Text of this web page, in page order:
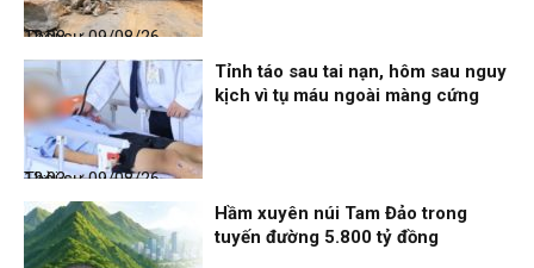
Thời sự
09/08/26, 12:08
Thời sự
09/08/26, 12:03
Tỉnh táo sau tai nạn, hôm sau nguy
kịch vì tụ máu ngoài màng cứng
Hầm xuyên núi Tam Đảo trong
tuyến đường 5.800 tỷ đồng